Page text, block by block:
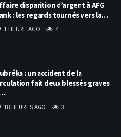
disparition d’argent à AFG
: les regards tournés vers la…
1 HEURE AGO 4
: un accident de la
fait deux blessés graves
18 HEURES AGO 3